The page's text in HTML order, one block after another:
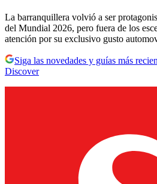
La barranquillera volvió a ser
del Mundial 2026, pero fuera de los
atención por su exclusivo gusto
Siga las novedades y guías más
Discover